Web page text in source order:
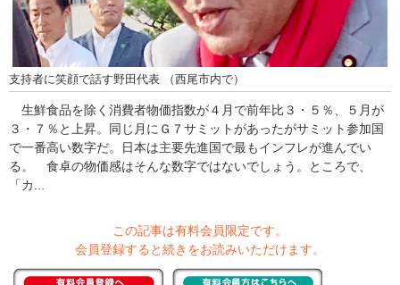
支持者に笑顔で話す野田代表 （西尾市内で）
生鮮食品を除く消費者物価指数が４月で前年比３・５％、５月が
３・７％と上昇。同じ月にＧ７サミットがあったがサミット参加国
で一番高い数字だ。日本は主要先進国で最もインフレが進んでい
る。 食卓の物価感はそんな数字ではないでしょう。ところで、
「カ...
この記事は有料会員限定です。
会員登録すると続きをお読みいただけます。